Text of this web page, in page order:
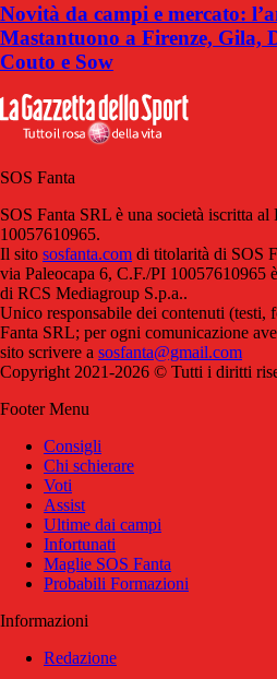
Novità da campi e mercato:
Mastantuono a Firenze, Gila,
Couto e Sow
SOS Fanta
SOS Fanta SRL è una società iscritta
10057610965.
Il sito sosfanta.com di titolarità di SOS
via Paleocapa 6, C.F./PI 10057610965
di RCS Mediagroup S.p.a..
Unico responsabile dei contenuti (testi,
Fanta SRL; per ogni comunicazione
sito scrivere a sosfanta@gmail.com
Copyright 2021-2026 © Tutti i diritti
Footer Menu
Consigli
Chi schierare
Voti
Assist
Ultime dai campi
Infortunati
Maglie SOS Fanta
Probabili Formazioni
Informazioni
Redazione